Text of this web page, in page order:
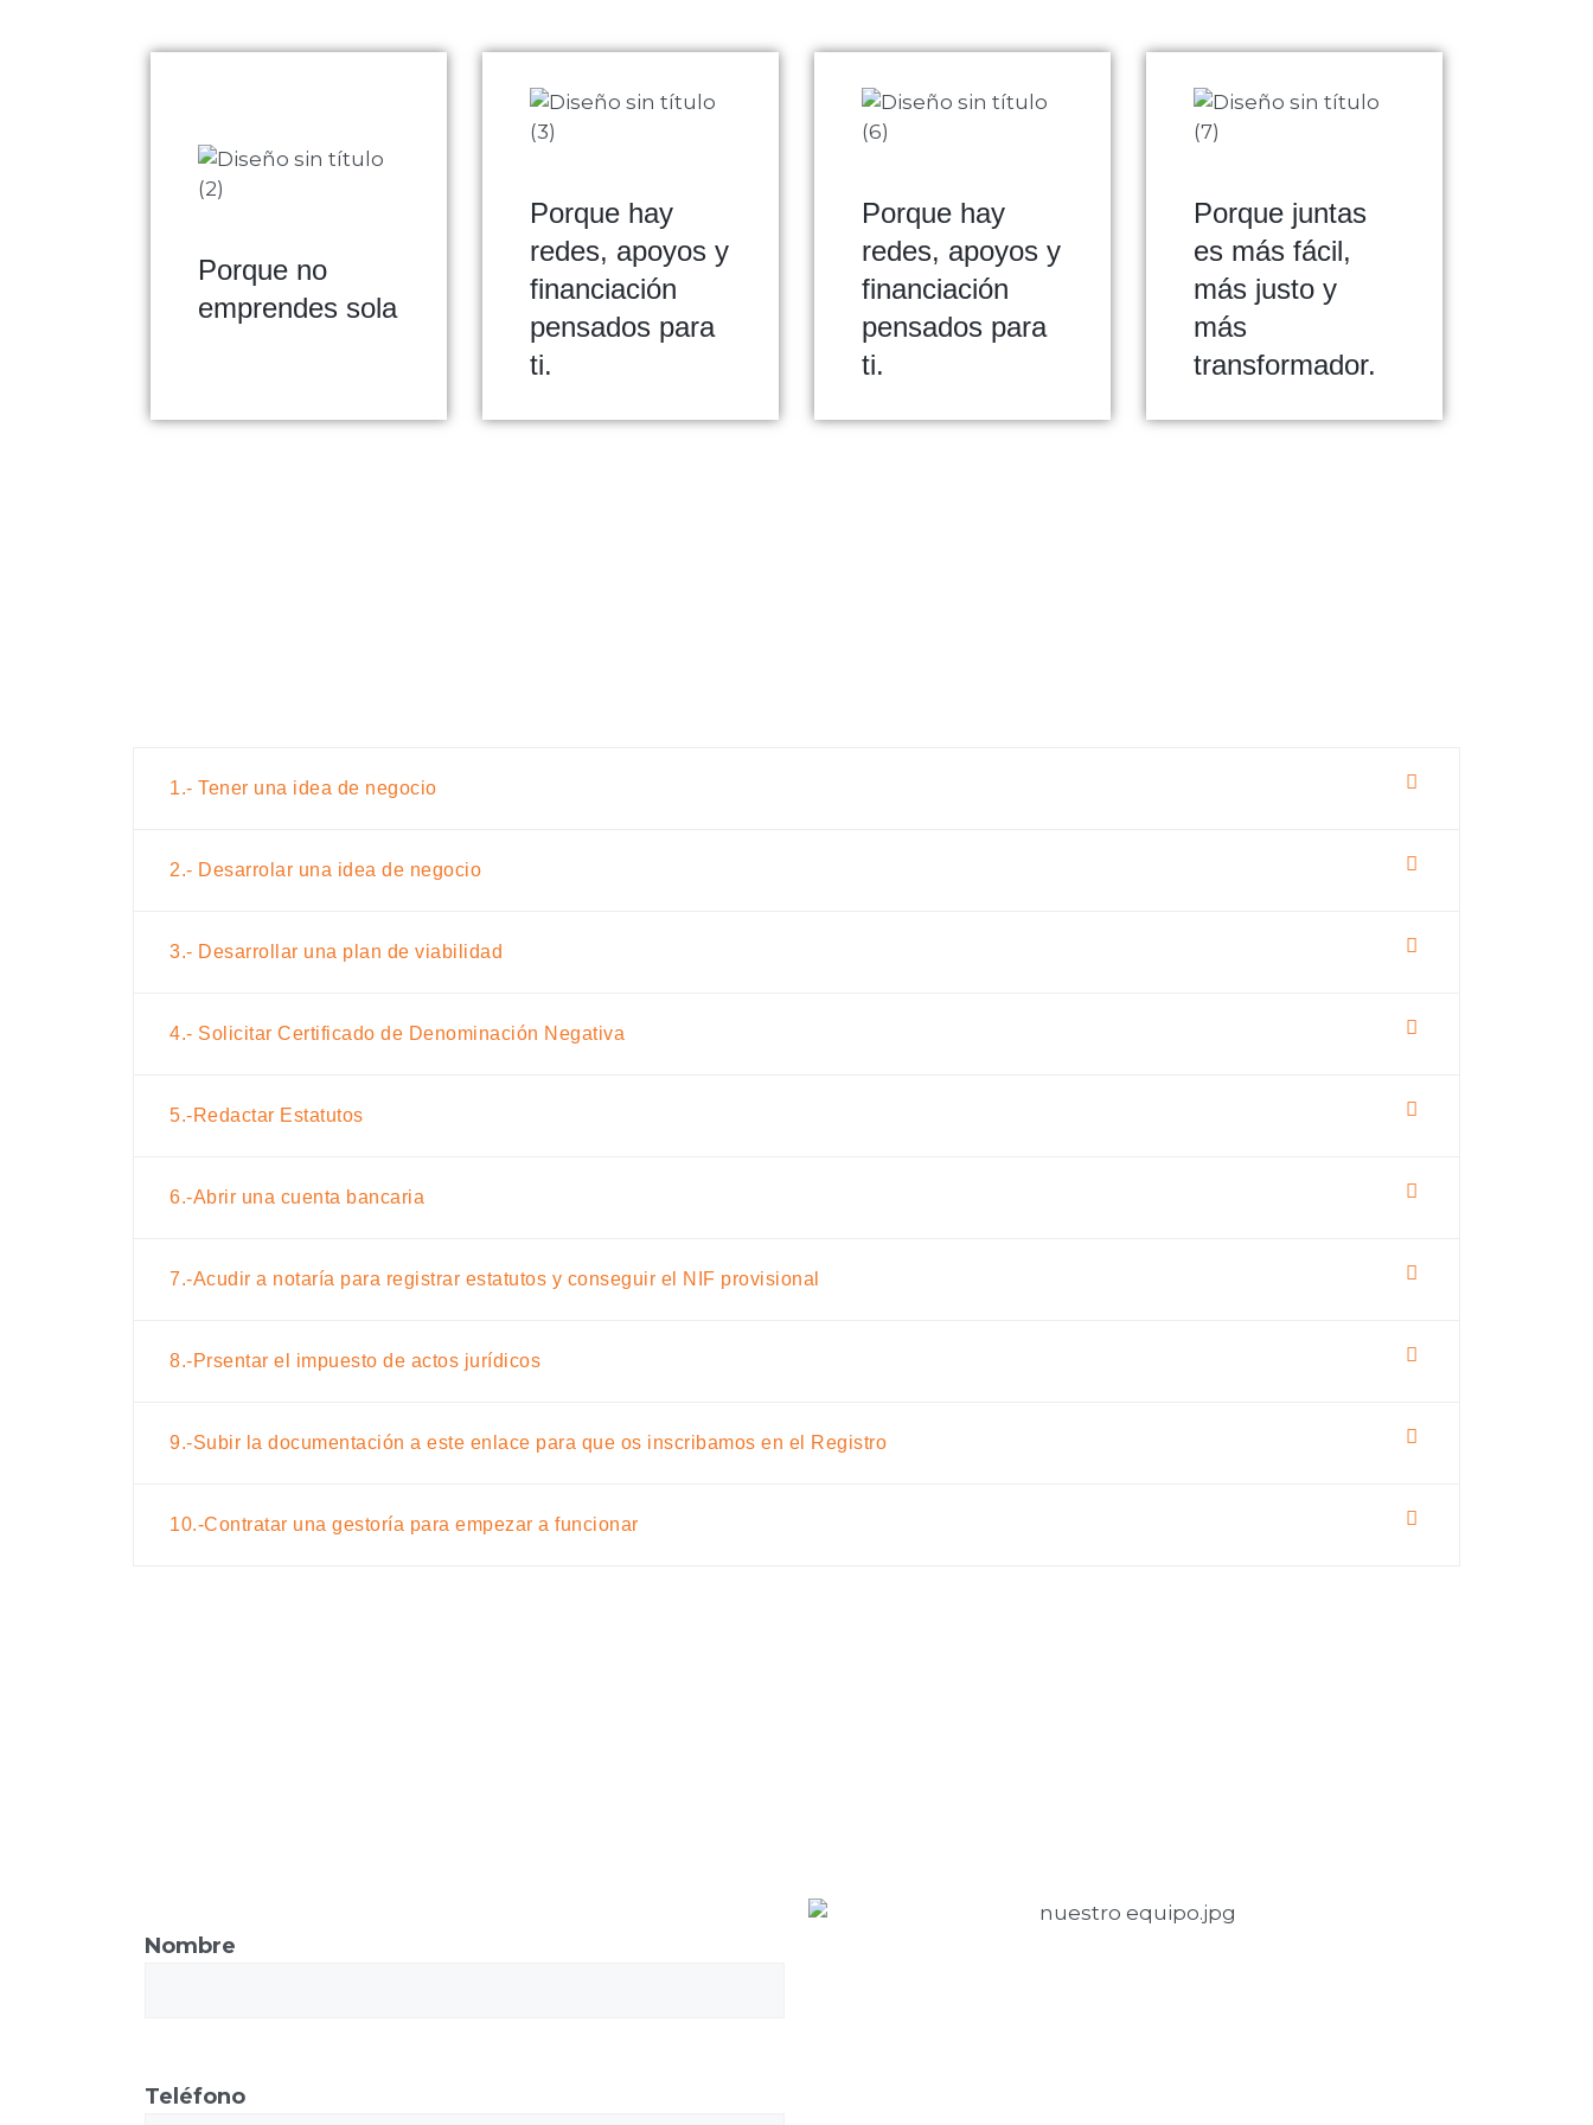
Porque no
emprendes sola
Porque hay
redes, apoyos y
financiación
pensados para
ti.
Porque hay
redes, apoyos y
financiación
pensados para
ti.
Porque juntas
es más fácil,
más justo y
más
transformador.
1.- Tener una idea de negocio
2.- Desarrolar una idea de negocio
3.- Desarrollar una plan de viabilidad
4.- Solicitar Certificado de Denominación Negativa
5.-Redactar Estatutos
6.-Abrir una cuenta bancaria
7.-Acudir a notaría para registrar estatutos y conseguir el NIF provisional
8.-Prsentar el impuesto de actos jurídicos
9.-Subir la documentación a este enlace para que os inscribamos en el Registro
10.-Contratar una gestoría para empezar a funcionar
Nombre
Teléfono